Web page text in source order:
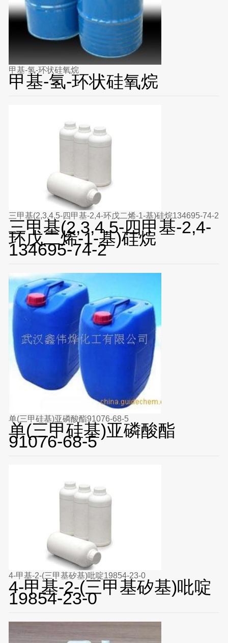
甲基-氢-环状硅氧烷
甲基-氢-环状硅氧烷
三甲基(2,3,4,5-四甲基-2,4-环戊二烯-1-基)硅烷134695-74-2
三甲基(2,3,4,5-四甲基-2,4-
环戊二烯-1-基)硅烷
134695-74-2
单(三甲硅基)亚磷酸酯91076-68-5
单(三甲硅基)亚磷酸酯
91076-68-5
4-甲基-2-(三甲基矽基)吡啶19854-23-0
4-甲基-2-(三甲基矽基)吡啶
19854-23-0